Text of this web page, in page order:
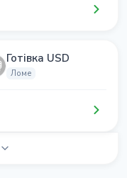
Готівка USD
Ломе